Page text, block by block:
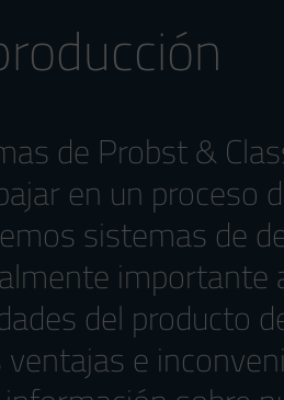
de Probst &
en un
sistemas de
del producto
e